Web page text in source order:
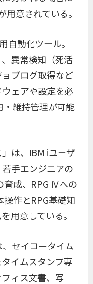
意されている。
自動化ツール。
異常検知（死活
ブログ取得など
ェアや設定を必
・維持管理が可能
」は、IBM iユーザ
手エンジニアの
育成、RPG Ⅳへの
作とRPG基礎知
用意している。
、セイコータイム
イムスタンプ専
ィス文書、写